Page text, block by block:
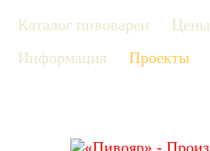
Каталог пивоварен Цены
Информация
Проекты